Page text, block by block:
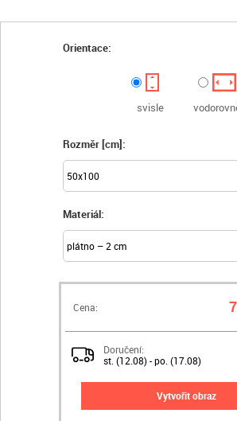
Orientace:
svisle
Rozměr [cm]:
Materiál:
Cena:
Doručení:
st. (12.08) - po. (17.08)
vytvořit obraz